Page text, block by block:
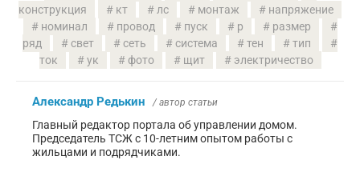
конструкция
кт лс монтаж
напряжение
номинал
провод пуск р
размер
ряд
свет сеть система тен
тип
ток
ук фото щит электричество
Александр Редькин / автор статьи
Главный редактор портала об управлении домом.
Председатель ТСЖ с 10-летним опытом работы с
жильцами и подрядчиками.